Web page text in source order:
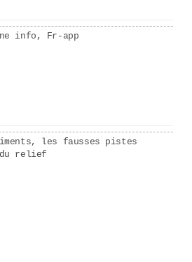
info, Fr-app
les fausses pistes
relief